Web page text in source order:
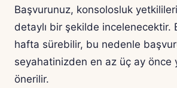
Başvurunuz, konsolosluk
detaylı bir şekilde incelenecektir.
hafta sürebilir, bu nedenle
seyahatinizden en az üç ay önce
önerilir.